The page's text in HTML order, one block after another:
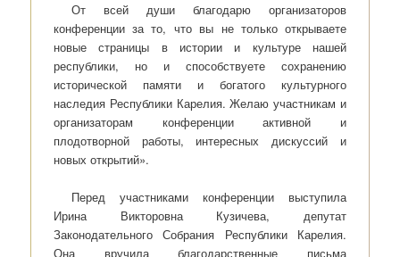
От всей души благодарю организаторов
конференции за то, что вы не только открываете
новые страницы в истории и культуре нашей
республики, но и способствуете сохранению
исторической памяти и богатого культурного
наследия Республики Карелия. Желаю участникам и
организаторам конференции активной и
плодотворной работы, интересных дискуссий и
новых открытий».
Перед участниками конференции выступила
Ирина Викторовна Кузичева, депутат
Законодательного Собрания Республики Карелия.
Она вручила благодарственные письма